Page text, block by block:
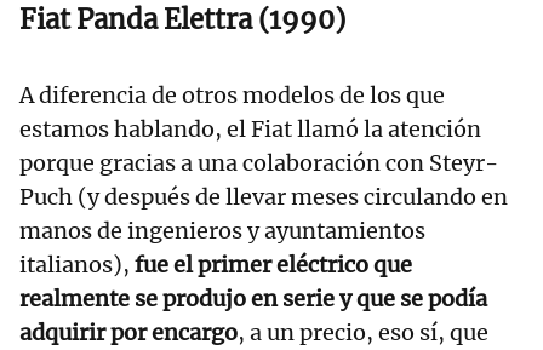
Fiat Panda Elettra (1990)
A diferencia de otros modelos de los que
estamos hablando, el Fiat llamó la atención
porque gracias a una colaboración con Steyr-
Puch (y después de llevar meses circulando en
manos de ingenieros y ayuntamientos
italianos), fue el primer eléctrico que
realmente se produjo en serie y que se podía
adquirir por encargo, a un precio, eso sí, que